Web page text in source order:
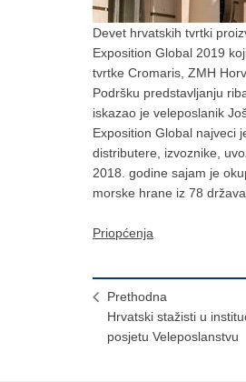
Devet hrvatskih tvrtki
Exposition Global 2019
tvrtke Cromaris, ZMH
Podršku predstavljanju
iskazao je veleposlanik
Exposition Global najveci
distributere, izvoznike,
2018. godine sajam je
morske hrane iz 78 država
Priopćenja
Prethodna
Hrvatski stažisti u
posjetu Veleposlanstvu